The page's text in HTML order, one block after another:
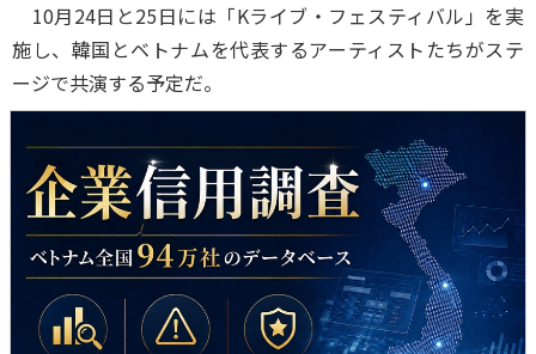
10月24日と25日には「Kライブ・フェスティバル」を実
施し、韓国とベトナムを代表するアーティストたちがステ
ージで共演する予定だ。